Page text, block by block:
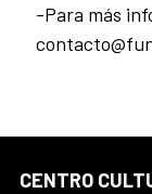
-Para más
CENTRO